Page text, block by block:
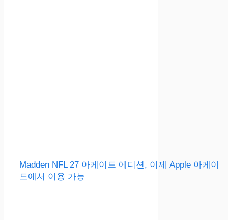
Madden NFL 27 아케이드 에디션, 이제 Apple 아케이
드에서 이용 가능